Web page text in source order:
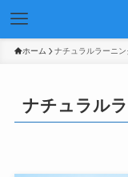
ホーム ナチュラルラーニン
ナチュラル